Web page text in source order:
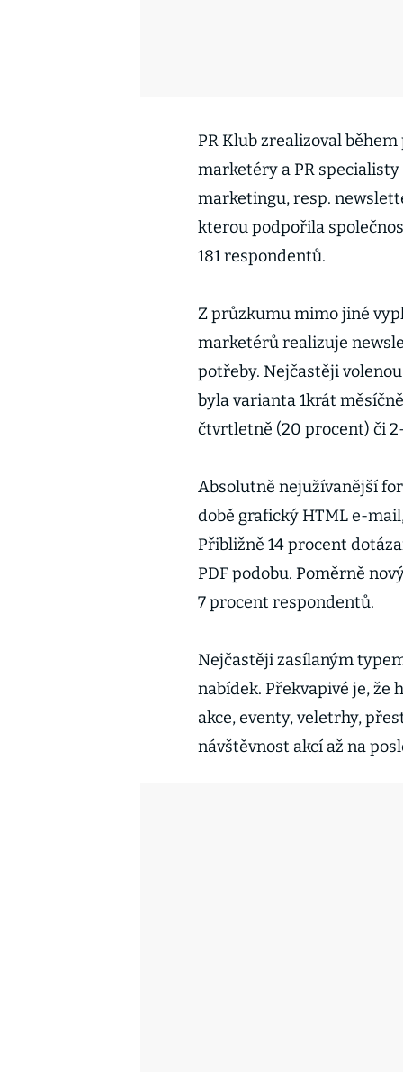
PR Klub zrealizoval
marketéry a PR
marketingu, resp.
kterou podpořila
181 respondentů.
Z průzkumu mimo jiné
marketérů realizuje
potřeby. Nejčastěji
byla varianta 1krát
čtvrtletně (20 procent) či
Absolutně nejužívanější
době grafický HTML e-
Přibližně 14 procent
PDF podobu. Poměrně
7 procent respondentů.
Nejčastěji zasílaným
nabídek. Překvapivé je, že
akce, eventy, veletrhy,
návštěvnost akcí až na